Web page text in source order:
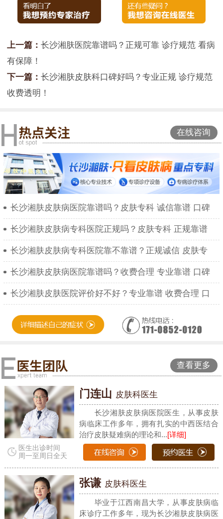
上一篇： 长沙湘肤医院靠谱吗？正规可靠 诊疗规范 看病
有保障！
下一篇： 长沙湘肤皮肤科口碑好吗？专业正规 诊疗规范
收费透明！
在线咨询
长沙湘肤皮肤病医院靠谱吗？皮肤专科 诚信靠谱 口碑
长沙湘肤皮肤病专科医院正规吗？皮肤专科 正规靠谱
长沙湘肤皮肤病专科医院靠不靠谱？正规诚信 皮肤专
长沙湘肤皮肤病医院靠谱吗？收费合理 专业靠谱 口碑
长沙湘肤皮肤医院评价好不好？专业靠谱 收费合理 口
查看更多
医生出诊时间
周一至周日全天
门连山 皮肤科医生
长沙湘肤皮肤病医院医生，从事皮肤
病临床工作多年，拥有扎实的中西医结合
治疗皮肤疑难病的理论和...[详细]
张谦 皮肤科医生
毕业于江西南昌大学，从事皮肤病临
床诊疗工作多年，现为长沙湘肤皮肤病医